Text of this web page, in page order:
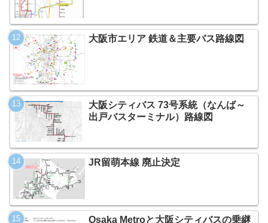
大阪市エリア 鉄道＆主要バス路線図
大阪シティバス 73号系統（なんば～
出戸バスターミナル）路線図
JR留萌本線 廃止決定
Osaka Metroと大阪シティバスの乗継